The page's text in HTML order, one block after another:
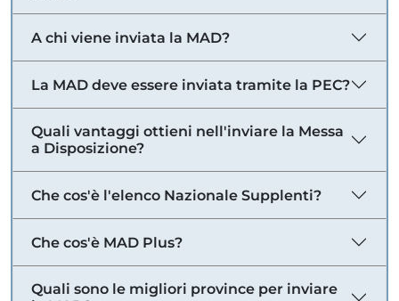
A chi viene inviata la MAD?
La MAD deve essere inviata tramite la PEC?
Quali vantaggi ottieni nell'inviare la Messa
a Disposizione?
Che cos'è l'elenco Nazionale Supplenti?
Che cos'è MAD Plus?
Quali sono le migliori province per inviare